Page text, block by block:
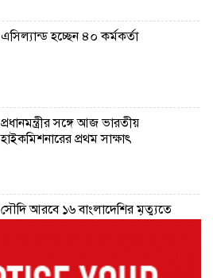
এসিল্যান্ড হচ্ছেন ৪০ কর্মকর্তা
প্রধানমন্ত্রীর সঙ্গে আজ ভারতীয়
হাইকমিশনারের প্রথম সাক্ষাৎ
সৌদি আরবে ১৬ বাংলাদেশির মৃত্যুতে